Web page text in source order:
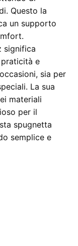
Questo la
un supporto
significa
e
sia per
La sua
materiali
per il
spugnetta
semplice e